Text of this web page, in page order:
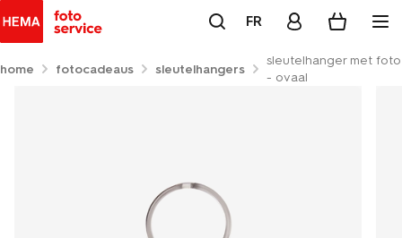
FR
home fotocadeaus sleutelhangers
sleutelhanger met foto
- ovaal